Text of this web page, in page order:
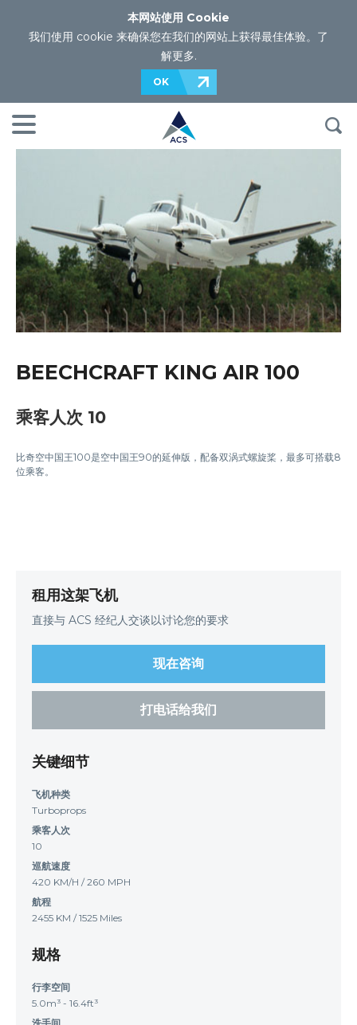
本网站使用 Cookie
我们使用 cookie 来确保您在我们的网站上获得最佳体验。 了
解更多.
OK
BEECHCRAFT KING AIR 100
乘客人次 10
比奇空中国王100是空中国王90的延伸版，配备双涡式螺旋桨，最多可搭载8
位乘客。
租用这架飞机
直接与 ACS 经纪人交谈以讨论您的要求
现在咨询
打电话给我们
关键细节
飞机种类
Turboprops
乘客人次
10
巡航速度
420 KM/H / 260 MPH
航程
2455 KM / 1525 Miles
规格
行李空间
5.0m³ - 16.4ft³
洗手间